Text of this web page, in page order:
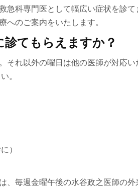
急科専門医として幅広い症状を診
へのご案内をいたします。
診てもらえますか？
それ以外の曜日は他の医師が対応
。
）
、毎週金曜午後の水谷政之医師の